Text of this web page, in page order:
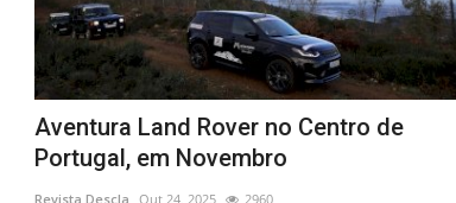
Aventura Land Rover no Centro de
Portugal, em Novembro
Revista Descla Out 24, 2025 2960